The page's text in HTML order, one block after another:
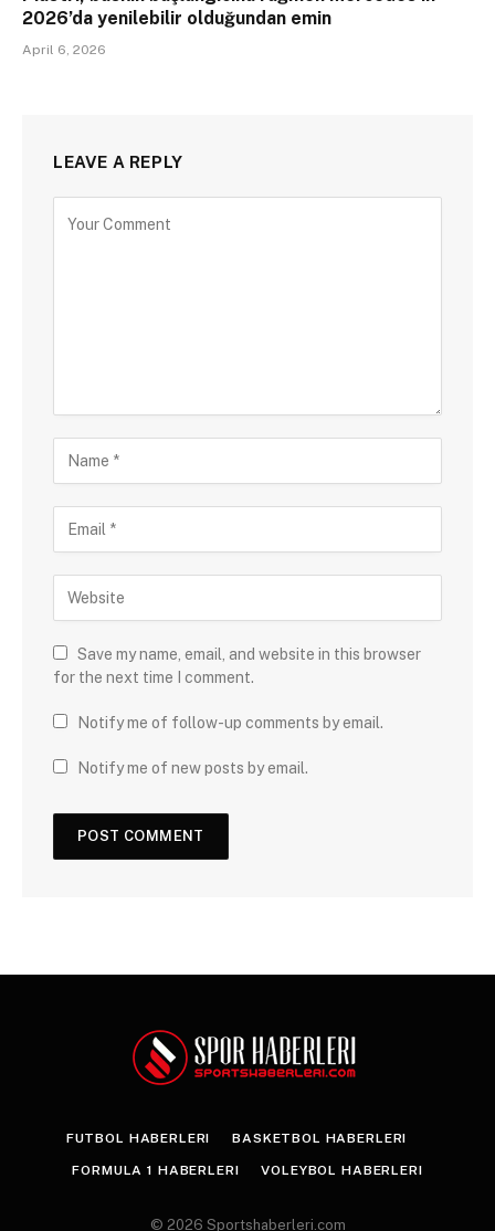
2026’da yenilebilir olduğundan emin
April 6, 2026
LEAVE A REPLY
Save my name, email, and website in this browser
for the next time I comment.
Notify me of follow-up comments by email.
Notify me of new posts by email.
FUTBOL HABERLERI BASKETBOL HABERLERI
FORMULA 1 HABERLERI VOLEYBOL HABERLERI
© 2026 Sportshaberleri.com